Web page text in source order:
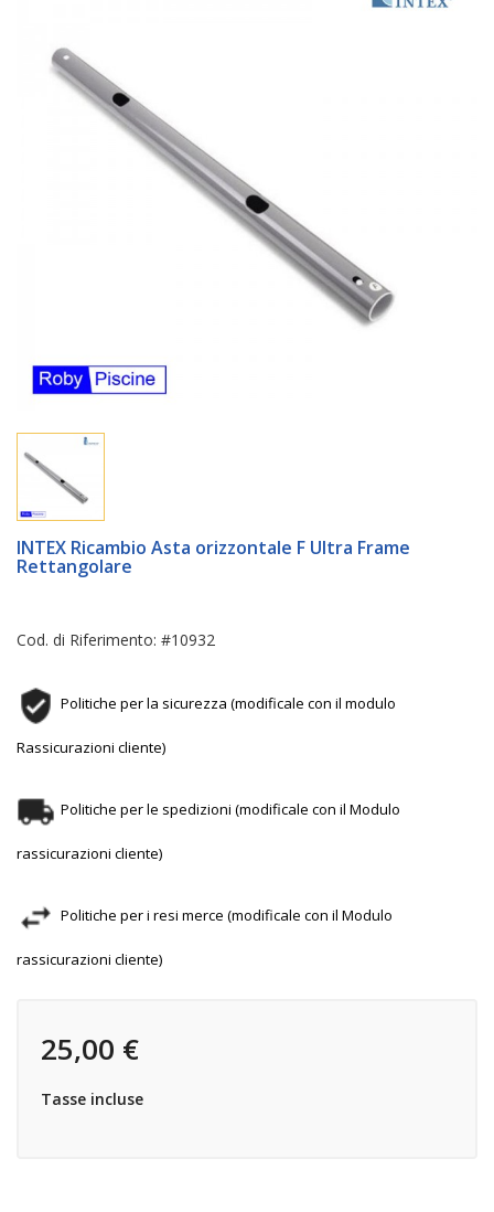
INTEX Ricambio Asta orizzontale F Ultra Frame
Rettangolare
Cod. di Riferimento: #10932
Politiche per la sicurezza (modificale con il modulo
Rassicurazioni cliente)
Politiche per le spedizioni (modificale con il Modulo
rassicurazioni cliente)
Politiche per i resi merce (modificale con il Modulo
rassicurazioni cliente)
25,00 €
Tasse incluse